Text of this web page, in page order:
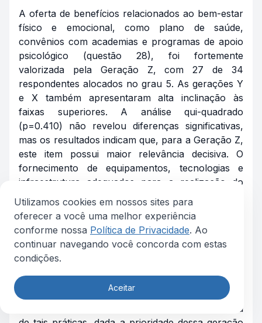
Utilizamos cookies em nossos sites para
oferecer a você uma melhor experiência
conforme nossa Política de Privacidade. Ao
continuar navegando você concorda com estas
condições.
Aceitar
A oferta de benefícios relacionados ao bem-estar
físico e emocional, como plano de saúde,
convênios com academias e programas de apoio
psicológico (questão 28), foi fortemente
valorizada pela Geração Z, com 27 de 34
respondentes alocados no grau 5. As gerações Y
e X também apresentaram alta inclinação às
faixas superiores. A análise qui-quadrado
(p=0.410) não revelou diferenças significativas,
mas os resultados indicam que, para a Geração Z,
este item possui maior relevância decisiva. O
fornecimento de equipamentos, tecnologias e
infraestrutura adequados para a realização do
trabalho (questão 29) foi considerado necessário
e importante pela maioria dos respondentes, com
a Geração Z atingindo 100% nas faixas
superiores. A análise qui-quadrado (p=0.397) não
mostrou diferenças significativas. A Geração Z
demonstrou maior incidência no grau 5 em
questões sobre saúde mental (questão 26), o que,
segundo Costa et al. (2025), está diretamente
ligado a altos índices de rotatividade na ausência